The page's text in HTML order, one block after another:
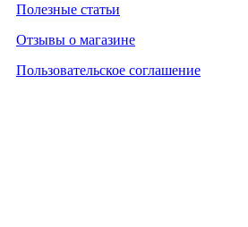
Полезные статьи
Отзывы о магазине
Пользовательское соглашение